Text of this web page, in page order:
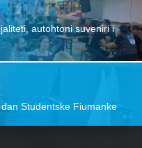
autohtoni suveniri i
Studentske Fiumanke